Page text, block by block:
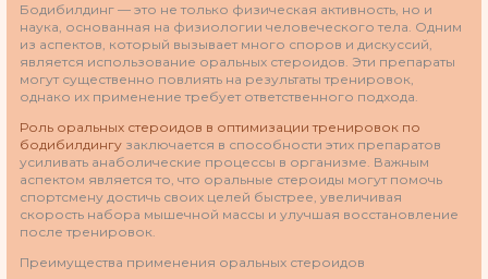
Бодибилдинг — это не только физическая активность, но и
наука, основанная на физиологии человеческого тела. Одним
из аспектов, который вызывает много споров и дискуссий,
является использование оральных стероидов. Эти препараты
могут существенно повлиять на результаты тренировок,
однако их применение требует ответственного подхода.
Роль оральных стероидов в оптимизации тренировок по
бодибилдингу заключается в способности этих препаратов
усиливать анаболические процессы в организме. Важным
аспектом является то, что оральные стероиды могут помочь
спортсмену достичь своих целей быстрее, увеличивая
скорость набора мышечной массы и улучшая восстановление
после тренировок.
Преимущества применения оральных стероидов